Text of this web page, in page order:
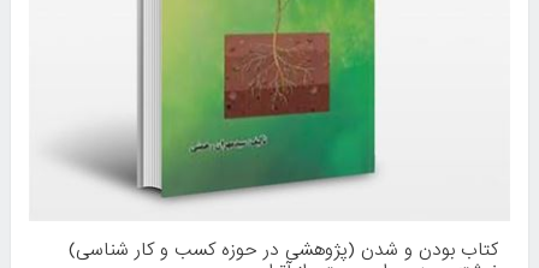
کتاب بودن و شدن (پژوهشی در حوزه کسب و کار شناسی)